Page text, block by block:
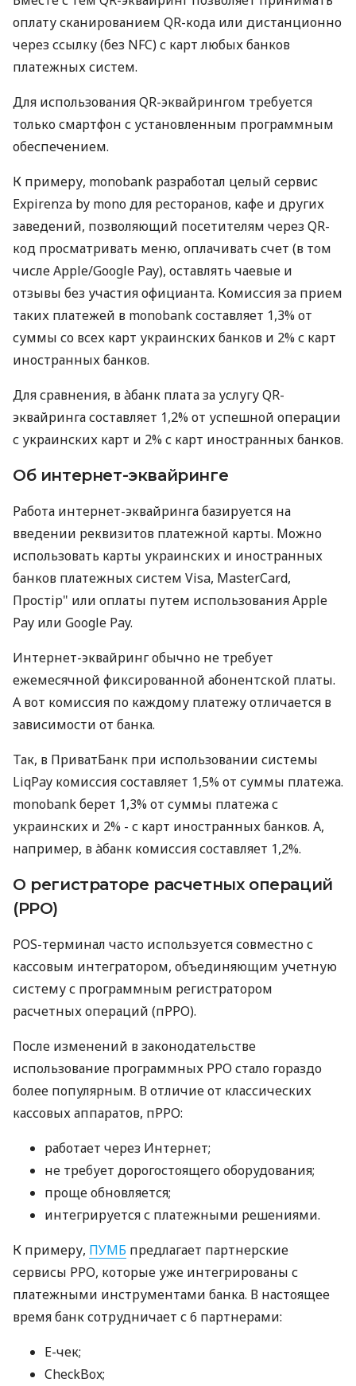
оплату сканированием QR-кода или дистанционно
через ссылку (без NFC) с карт любых банков
платежных систем.
Для использования QR-эквайрингом требуется
только смартфон с установленным программным
обеспечением.
К примеру, monobank разработал целый сервис
Expirenza by mono для ресторанов, кафе и других
заведений, позволяющий посетителям через QR-
код просматривать меню, оплачивать счет (в том
числе Apple/Google Pay), оставлять чаевые и
отзывы без участия официанта. Комиссия за прием
таких платежей в monobank составляет 1,3% от
суммы со всех карт украинских банков и 2% с карт
иностранных банков.
Для сравнения, в àбанк плата за услугу QR-
эквайринга составляет 1,2% от успешной операции
с украинских карт и 2% с карт иностранных банков.
Об интернет-эквайринге
Работа интернет-эквайринга базируется на
введении реквизитов платежной карты. Можно
использовать карты украинских и иностранных
банков платежных систем Visa, MasterCard,
Простір" или оплаты путем использования Apple
Pay или Google Pay.
Интернет-эквайринг обычно не требует
ежемесячной фиксированной абонентской платы.
А вот комиссия по каждому платежу отличается в
зависимости от банка.
Так, в ПриватБанк при использовании системы
LiqPay комиссия составляет 1,5% от суммы платежа.
monobank берет 1,3% от суммы платежа с
украинских и 2% - с карт иностранных банков. А,
например, в àбанк комиссия составляет 1,2%.
О регистраторе расчетных операций
(РРО)
POS-терминал часто используется совместно с
кассовым интегратором, объединяющим учетную
систему с программным регистратором
расчетных операций (пРРО).
После изменений в законодательстве
использование программных РРО стало гораздо
более популярным. В отличие от классических
кассовых аппаратов, пРРО:
работает через Интернет;
не требует дорогостоящего оборудования;
проще обновляется;
интегрируется с платежными решениями.
К примеру, ПУМБ предлагает партнерские
сервисы РРО, которые уже интегрированы с
платежными инструментами банка. В настоящее
время банк сотрудничает с 6 партнерами:
E-чек;
CheckBox;